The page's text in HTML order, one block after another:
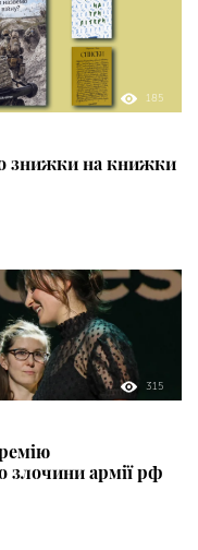
185
знижки на книжки
315
злочини армії рф